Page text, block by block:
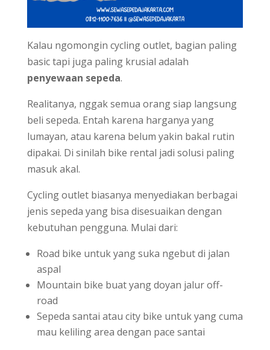
Kalau ngomongin cycling outlet, bagian paling
basic tapi juga paling krusial adalah
penyewaan sepeda.
Realitanya, nggak semua orang siap langsung
beli sepeda. Entah karena harganya yang
lumayan, atau karena belum yakin bakal rutin
dipakai. Di sinilah bike rental jadi solusi paling
masuk akal.
Cycling outlet biasanya menyediakan berbagai
jenis sepeda yang bisa disesuaikan dengan
kebutuhan pengguna. Mulai dari:
Road bike untuk yang suka ngebut di jalan
aspal
Mountain bike buat yang doyan jalur off-
road
Sepeda santai atau city bike untuk yang cuma
mau keliling area dengan pace santai